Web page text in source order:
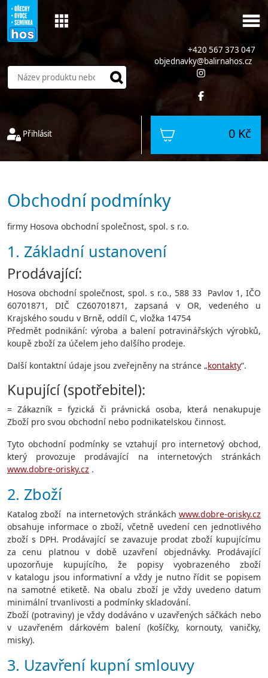
+420 567 373 047
objednavky@balirnahos.cz
Přihlásit 0 Kč
Obchodní podmínky
firmy Hosova obchodní společnost, spol. s r.o.
1. Základní ustanovení
Prodávající:
Hosova obchodní společnost, spol. s r.o., 588 33 Pavlov 1, IČO
60701871, DIČ CZ60701871, zapsaná v OR, vedeného u
Krajského soudu v Brně, oddíl C, vložka 14754
Předmět podnikání: výroba a balení potravinářských výrobků,
koupě zboží za účelem jeho dalšího prodeje.
Další kontaktní údaje jsou zveřejněny na stránce „kontakty“.
Kupující (spotřebitel):
= Zákazník = fyzická či právnická osoba, která nenakupuje
Zboží pro svou obchodní nebo podnikatelskou činnost.
Tyto obchodní podmínky se vztahují pro internetový obchod,
který provozuje prodávající na internetových stránkách
www.dobre-orisky.cz .
2. Zboží
Katalog zboží na internetových stránkách www.dobre-orisky.cz
obsahuje informace o zboží, včetně uvedení cen jednotlivého
zboží s DPH. Prodávající se zavazuje prodat zboží kupujícímu
za cenu platnou v době uzavření objednávky. Prodávající
upozorňuje kupujícího, že popisy vyobrazeného zboží
v katalogu jsou informativní a vždy je nutno řídit se popisem
na samotné etiketě. Na obalu zboží je vždy uvedeno datum
minimální trvanlivosti a podmínky skladování.
Zboží (potraviny) je vždy dodáváno v uzavřených sáčkách nebo
v uzavřeném dárkovém balení (košíčky, kornouty, vaničky,
misky).
3. Uzavření kupní smlouvy